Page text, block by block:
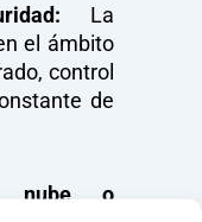
La
el ámbito
control
de
nube o